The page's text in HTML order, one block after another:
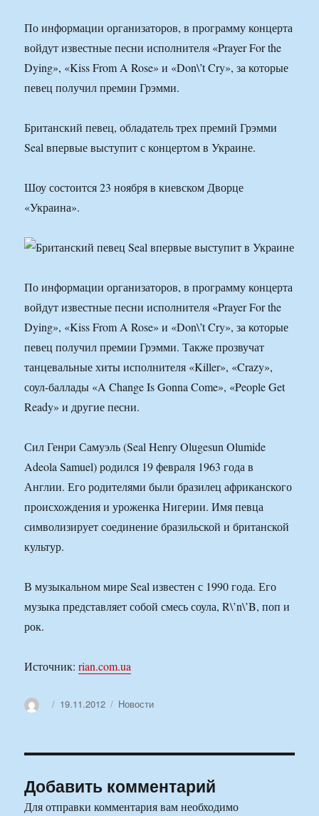
По информации организаторов, в программу концерта
войдут известные песни исполнителя «Prayer For the
Dying», «Kiss From A Rose» и «Don\’t Cry», за которые
певец получил премии Грэмми.
Британский певец, обладатель трех премий Грэмми
Seal впервые выступит с концертом в Украине.
Шоу состоится 23 ноября в киевском Дворце
«Украина».
По информации организаторов, в программу концерта
войдут известные песни исполнителя «Prayer For the
Dying», «Kiss From A Rose» и «Don\’t Cry», за которые
певец получил премии Грэмми. Также прозвучат
танцевальные хиты исполнителя «Killer», «Crazy»,
соул-баллады «A Change Is Gonna Come», «People Get
Ready» и другие песни.
Сил Генри Самуэль (Seal Henry Olugesun Olumide
Adeola Samuel) родился 19 февраля 1963 года в
Англии. Его родителями были бразилец африканского
происхождения и уроженка Нигерии. Имя певца
символизирует соединение бразильской и британской
культур.
В музыкальном мире Seal известен с 1990 года. Его
музыка представляет собой смесь соула, R\’n\’B, поп и
рок.
Источник:rian.com.ua
АвторОпубликовано
19.11.2012 Рубрики
Новости
Добавить комментарий
Для отправки комментария вам необходимо